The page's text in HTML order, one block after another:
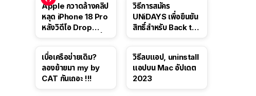
Apple กวาดล้างคลิป
หลุด iPhone 18 Pro
หลังวิดีโอ Drop
วิธีการสมัคร
UNiDAYS เพื่อยืนยัน
สิทธิ์สำหรับ Back to
เบื่อเครือข่ายเดิม?
ลองย้ายมา my by
CAT กันเถอะ !!!
วิธีลบแอป, uninstall
แอปบน Mac อัปเดต
2023